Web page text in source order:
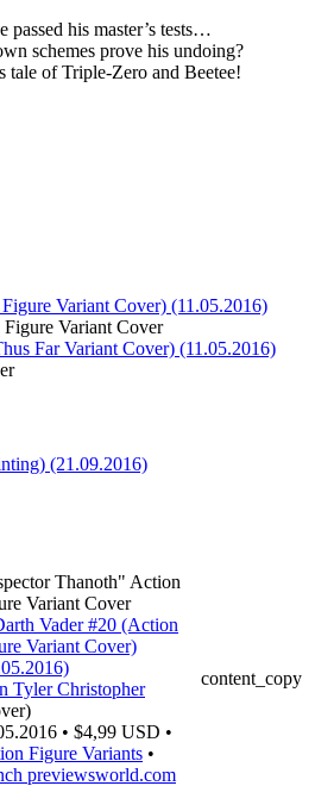
passed his master’s tests…
schemes prove his undoing?
tale of Triple-Zero and Beetee!
Variant Cover
Thanoth" Action
Variant Cover
Tyler Christopher
• $4,99 USD •
Figure Variants •
previewsworld.com
content_copy